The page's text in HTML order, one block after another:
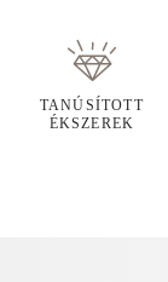
TANÚSÍTOTT
ÉKSZEREK